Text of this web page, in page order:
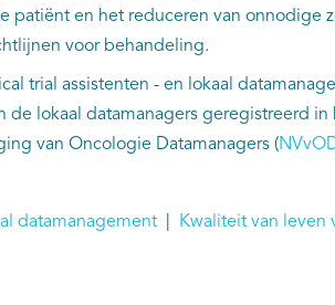
patiënt en het reduceren van onnodige
voor behandeling.
trial assistenten - en lokaal
de lokaal datamanagers geregistreerd
van Oncologie Datamanagers (
datamanagement| Kwaliteit van leven